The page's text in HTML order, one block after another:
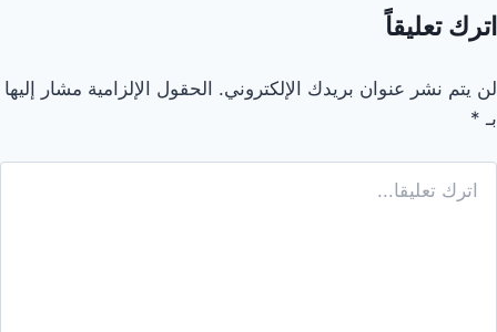
شركة
بالمدينة
اترك تعليقاً
لن يتم نشر عنوان بريدك الإلكتروني. الحقول الإلزامية مشار إليها
بـ *